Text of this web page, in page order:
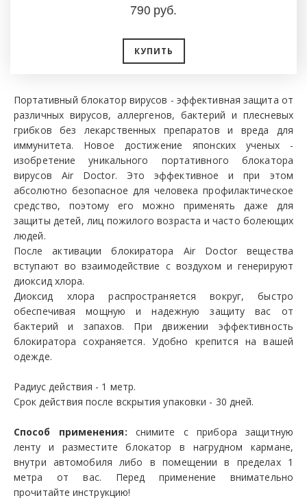
790 руб.
КУПИТЬ
Портативный блокатор вирусов - эффективная защита от
различных вирусов, аллергенов, бактерий и плесневых
грибков без лекарственных препаратов и вреда для
иммунитета. Новое достижение японских ученых -
изобретение уникального портативного блокатора
вирусов Air Doctor. Это эффективное и при этом
абсолютно безопасное для человека профилактическое
средство, поэтому его можно применять даже для
защиты детей, лиц пожилого возраста и часто болеющих
людей.
После активации блокиратора Air Doctor вещества
вступают во взаимодействие с воздухом и генерируют
диоксид хлора.
Диоксид хлора распространяется вокруг, быстро
обеспечивая мощную и надежную защиту вас от
бактерий и запахов. При движении эффективность
блокиратора сохраняется. Удобно крепится на вашей
одежде.
Радиус действия - 1 метр.
Срок действия после вскрытия упаковки - 30 дней.
Способ применения:снимите с прибора защитную
ленту и разместите блокатор в нагрудном кармане,
внутри автомобиля либо в помещении в пределах 1
метра от вас. Перед применение внимательно
прочитайте инструкцию!